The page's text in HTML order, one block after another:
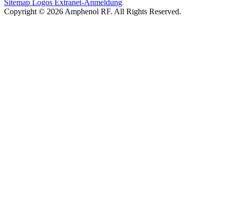
Sitemap Logos Extranet-Anmeldung
Copyright © 2026 Amphenol RF. All Rights Reserved.